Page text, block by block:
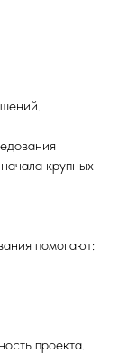
крупных
помогают:
проекта.